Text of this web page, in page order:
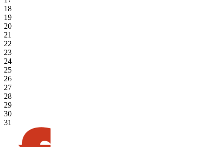
18
19
20
21
22
23
24
25
26
27
28
29
30
31